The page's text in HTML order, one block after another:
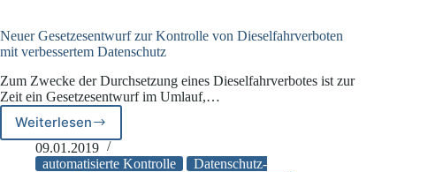
Neuer Gesetzesentwurf zur Kontrolle von Dieselfahrverboten
mit verbessertem Datenschutz
Zum Zwecke der Durchsetzung eines Dieselfahrverbotes ist zur
Zeit ein Gesetzesentwurf im Umlauf,…
Weiterlesen
Neuer
Gesetzesentwurf
zur
09.01.2019
automatisierte Kontrolle
Datenschutz-